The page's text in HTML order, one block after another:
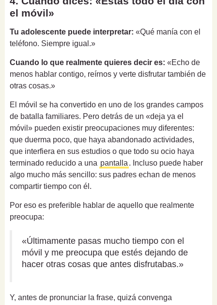
el móvil»
Tu adolescente puede interpretar: «Qué manía con el
teléfono. Siempre igual.»
Cuando lo que realmente quieres decir es: «Echo de
menos hablar contigo, reírnos y verte disfrutar también de
otras cosas.»
El móvil se ha convertido en uno de los grandes campos
de batalla familiares. Pero detrás de un «deja ya el
móvil» pueden existir preocupaciones muy diferentes:
que duerma poco, que haya abandonado actividades,
que interfiera en sus estudios o que todo su ocio haya
terminado reducido a una pantalla . Incluso puede haber
algo mucho más sencillo: sus padres echan de menos
compartir tiempo con él.
Por eso es preferible hablar de aquello que realmente
preocupa:
«Últimamente pasas mucho tiempo con el
móvil y me preocupa que estés dejando de
hacer otras cosas que antes disfrutabas.»
Y, antes de pronunciar la frase, quizá convenga